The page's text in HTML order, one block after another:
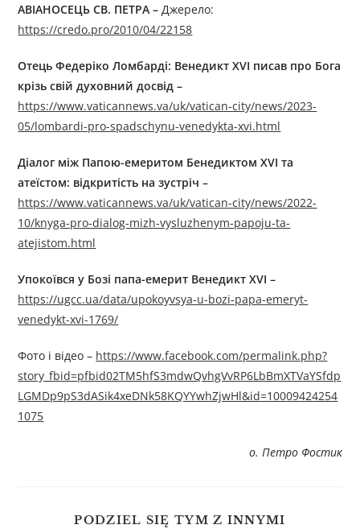
АВІАНОСЕЦЬ СВ. ПЕТРА – Джерелo:
https://credo.pro/2010/04/22158
Отець Федеріко Ломбарді: Венедикт XVI писав про Бога
крізь свій духовний досвід –
https://www.vaticannews.va/uk/vatican-city/news/2023-
05/lombardi-pro-spadschynu-venedykta-xvi.html
Діалог між Папою-емеритом Бенедиктом XVI та
атеїстом: відкритість на зустріч –
https://www.vaticannews.va/uk/vatican-city/news/2022-
10/knyga-pro-dialog-mizh-vysluzhenym-papoju-ta-
atejistom.html
Упокоївся у Бозі папа-емерит Венедикт XVI –
https://ugcc.ua/data/upokoyvsya-u-bozi-papa-emeryt-
venedykt-xvi-1769/
Фото і відео – https://www.facebook.com/permalink.php?
story_fbid=pfbid02TM5hfS3mdwQvhgVvRP6LbBmXTVaYSfdp
LGMDp9pS3dASik4xeDNk58KQYYwhZjwHl&id=10009424254
1075
о. Петро Фостик
PODZIEL SIĘ TYM Z INNYMI